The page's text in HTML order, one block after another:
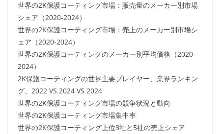
世界の2K保護コーティング市場：販売量のメーカー別市場
シェア（2020-2024）
世界の2K保護コーティング市場：売上のメーカー別市場シ
ェア（2020-2024）
世界の2K保護コーティングのメーカー別平均価格（2020-
2024）
2K保護コーティングの世界主要プレイヤー、業界ランキン
グ、2022 VS 2024 VS 2024
世界の2K保護コーティング市場の競争状況と動向
世界の2K保護コーティング市場集中率
世界の2K保護コーティング上位3社と5社の売上シェア